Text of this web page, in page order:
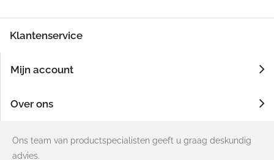
Klantenservice
Mijn account
Over ons
Ons team van productspecialisten geeft u graag deskundig
advies.